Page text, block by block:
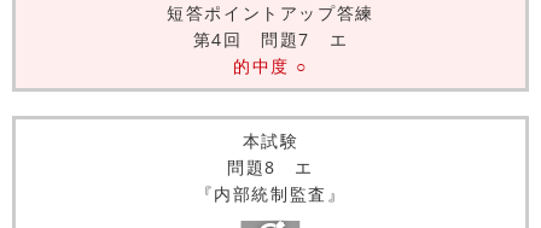
短答ポイントアップ答練
第4回 問題7 エ
的中度 ○
本試験
問題8 エ
『内部統制監査』